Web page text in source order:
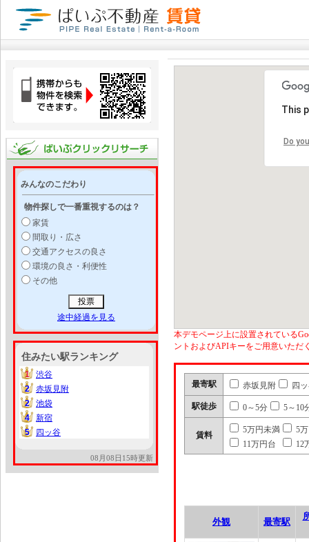
みんなのこだわり
物件探しで一番重視するのは？
家賃
間取り・広さ
交通アクセスの良さ
環境の良さ・利便性
その他
途中経過を見る
住みたい駅ランキング
1
1
渋谷
2
2
赤坂見附
2
2
池袋
4
4
新宿
5
5 四ッ谷
08月08日15時更新
This
Do
本デモページ上に設置されている
ントおよびAPIキーをご用意いただ
最寄駅 赤坂見附 四
駅徒歩 0～5分 5～10
賃料
5万円未満
5
11万円台
12
外観 最寄駅